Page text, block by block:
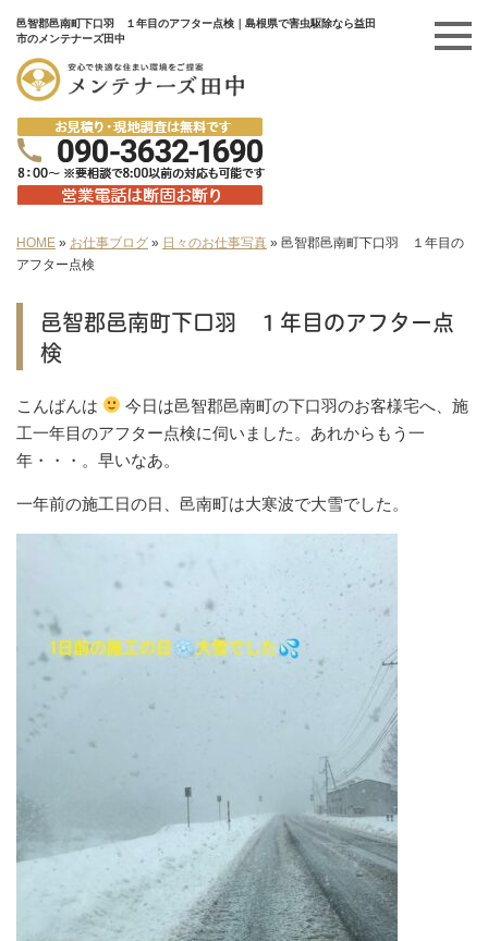
邑智郡邑南町下口羽 １年目のアフター点検｜島根県で害虫駆除なら益田
市のメンテナーズ田中
HOME » お仕事ブログ » 日々のお仕事写真 » 邑智郡邑南町下口羽 １年目の
アフター点検
邑智郡邑南町下口羽 １年目のアフター点
検
こんばんは
今日は邑智郡邑南町の下口羽のお客様宅へ、施
工一年目のアフター点検に伺いました。あれからもう一
年・・・。早いなあ。
一年前の施工日の日、邑南町は大寒波で大雪でした。